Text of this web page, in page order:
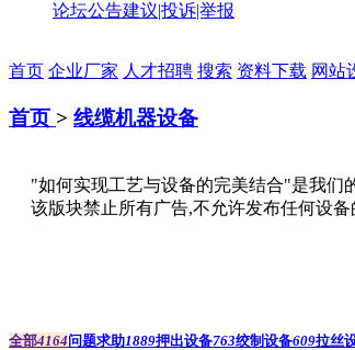
论坛公告建议|投诉|举报
首页 企业厂家 人才招聘 搜索 资料下载 网站
首页 > 线缆机器设备
"如何实现工艺与设备的完美结合"是我们
该版块禁止所有广告,不允许发布任何设
全部4164问题求助1889押出设备763绞制设备609拉丝